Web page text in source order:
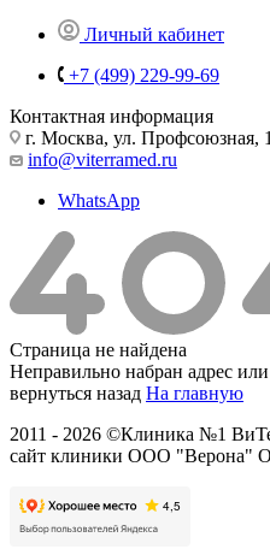
Личный кабинет
+7 (499) 229-99-69
Контактная информация
г. Москва, ул. Профсоюзная,
info@viterramed.ru
WhatsApp
Страница не найдена
Неправильно набран адрес
вернуться назад На главную
2011 - 2026 ©Клиника №1
сайт клиники ООО "Верона"